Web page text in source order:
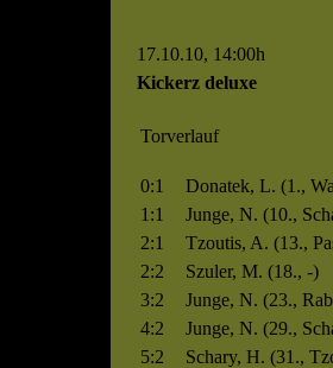
17.10.10, 14:00h
Kickerz deluxe
Torverlauf
0:1
Donatek, L. (1.,
1:1
Junge, N. (10.,
2:1
Tzoutis, A. (13.,
2:2
Szuler, M. (18., -)
3:2
Junge, N. (23.,
4:2
Junge, N. (29.,
5:2
Schary, H. (31.,